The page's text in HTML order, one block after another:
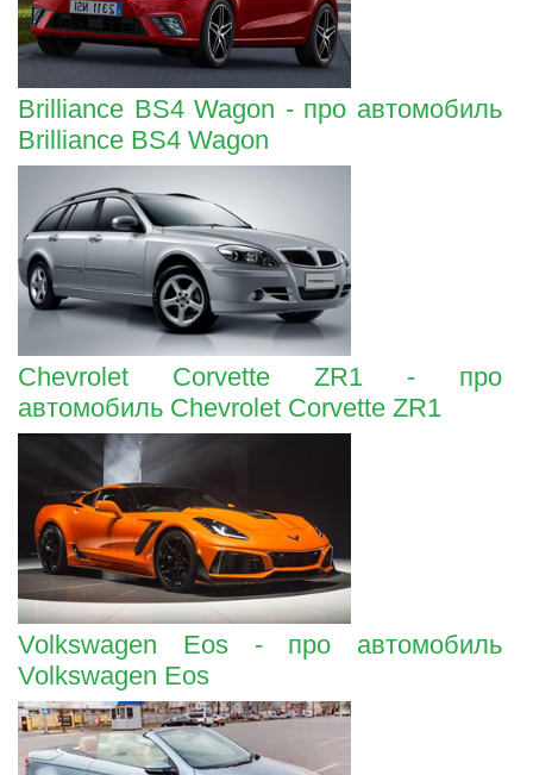
Brilliance BS4 Wagon - про автомобиль
Brilliance BS4 Wagon
Chevrolet Corvette ZR1 - про
автомобиль Chevrolet Corvette ZR1
Volkswagen Eos - про автомобиль
Volkswagen Eos